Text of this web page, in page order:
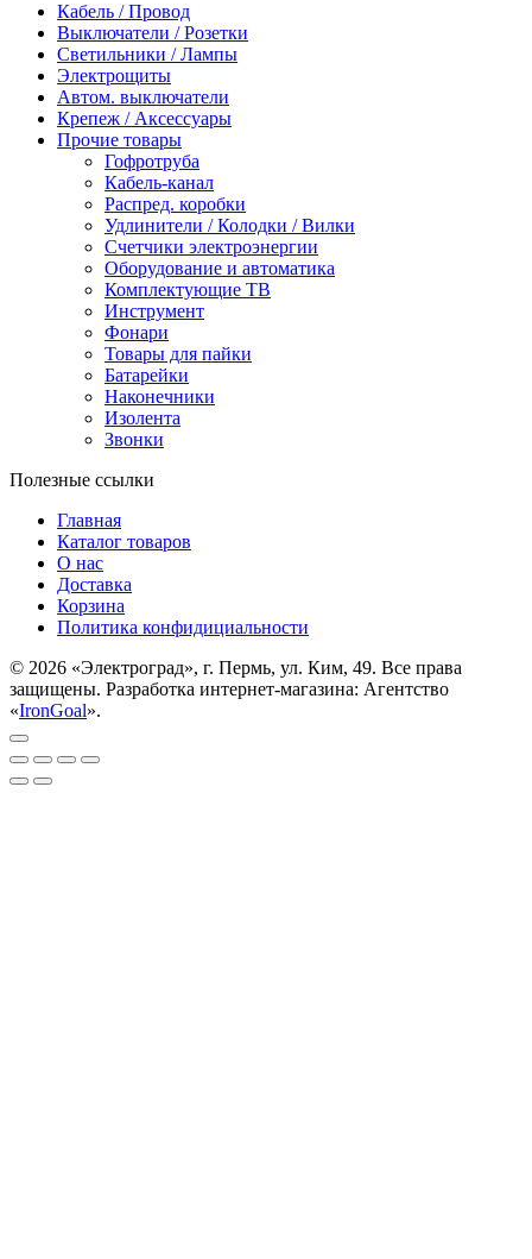
Кабель / Провод
Выключатели / Розетки
Светильники / Лампы
Электрощиты
Автом. выключатели
Крепеж / Аксессуары
Прочие товары
Гофротруба
Кабель-канал
Распред. коробки
Удлинители / Колодки / Вилки
Счетчики электроэнергии
Оборудование и автоматика
Комплектующие ТВ
Инструмент
Фонари
Товары для пайки
Батарейки
Наконечники
Изолента
Звонки
Полезные ссылки
Главная
Каталог товаров
О нас
Доставка
Корзина
Политика конфидициальности
© 2026 «Электроград», г. Пермь, ул. Ким, 49. Все права
защищены. Разработка интернет-магазина: Агентство
«IronGoal».